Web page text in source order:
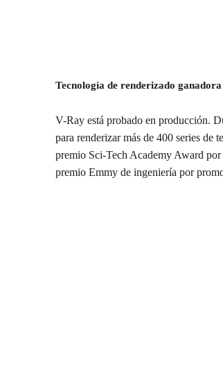
Tecnología de renderizado
V-Ray está probado en producción.
para renderizar más de 400 series
premio Sci-Tech Academy Award
premio Emmy de ingeniería por